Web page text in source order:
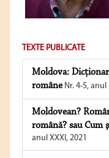
TEXTE PUBLICATE
Moldova:
româneNr. 4-5, anul
Moldovean?
română? sau Cum
anul XXXI, 2021